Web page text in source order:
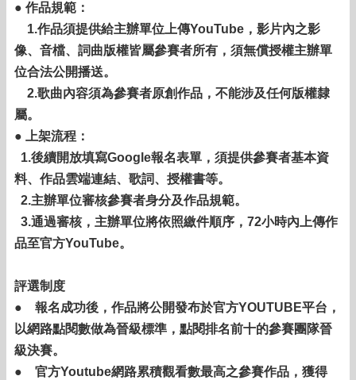
● 作品規範：
1.作品須提供給主辦單位上傳YouTube，影片內之影
像、音檔、詞曲版權皆屬參賽者所有，須無償授權主辦單
位合法公開播送。
2.歌曲內容須為參賽者原創作品，不能涉及任何版權隸
屬。
● 上架流程：
1.後續開放填寫Google報名表單，須提供參賽者基本資
料、作品雲端連結、歌詞、授權書等。
2.主辦單位審核參賽者身分及作品規範。
3.通過審核，主辦單位將依照繳件順序，72小時內上傳作
品至官方YouTube。
評選制度
● 報名成功後，作品將公開發布於官方YOUTUBE平台，
以網路點閱數做為晉級標準，點閱排名前十的參賽團隊晉
級決賽。
● 官方Youtube網路累積觀看數最高之參賽作品，獲得